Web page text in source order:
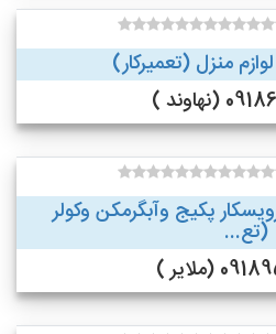
منزل (تعمیرکار)
)
پکیج وآبگرمکن وکولر
(تع...
)